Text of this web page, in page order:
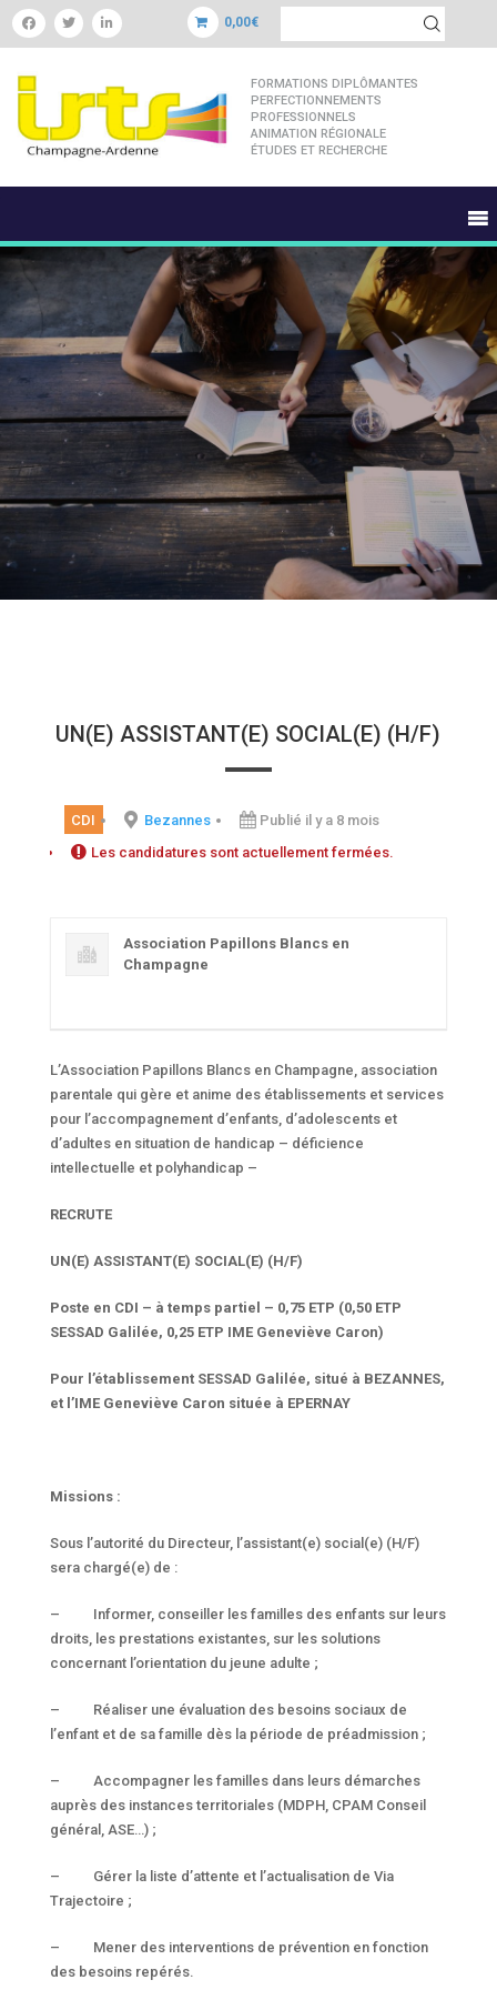
0,00€
FORMATIONS DIPLÔMANTES
PERFECTIONNEMENTS
PROFESSIONNELS
ANIMATION RÉGIONALE
ÉTUDES ET RECHERCHE
UN(E) ASSISTANT(E) SOCIAL(E) (H/F)
CDI Bezannes
Publié il y a 8 mois
Les candidatures sont actuellement fermées.
Association Papillons Blancs en
Champagne
L’Association Papillons Blancs en Champagne, association
parentale qui gère et anime des établissements et services
pour l’accompagnement d’enfants, d’adolescents et
d’adultes en situation de handicap – déficience
intellectuelle et polyhandicap –
RECRUTE
UN(E) ASSISTANT(E) SOCIAL(E) (H/F)
Poste en CDI – à temps partiel – 0,75 ETP (0,50 ETP
SESSAD Galilée, 0,25 ETP IME Geneviève Caron)
Pour l’établissement SESSAD Galilée, situé à BEZANNES,
et l’IME Geneviève Caron située à EPERNAY
Missions :
Sous l’autorité du Directeur, l’assistant(e) social(e) (H/F)
sera chargé(e) de :
– Informer, conseiller les familles des enfants sur leurs
droits, les prestations existantes, sur les solutions
concernant l’orientation du jeune adulte ;
– Réaliser une évaluation des besoins sociaux de
l’enfant et de sa famille dès la période de préadmission ;
– Accompagner les familles dans leurs démarches
auprès des instances territoriales (MDPH, CPAM Conseil
général, ASE…) ;
– Gérer la liste d’attente et l’actualisation de Via
Trajectoire ;
– Mener des interventions de prévention en fonction
des besoins repérés.